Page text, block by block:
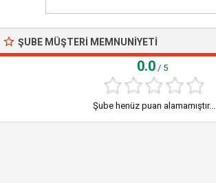
ŞUBE MÜŞTERI MEMNUNIYETI
0.0 / 5
Şube henüz puan alamamıştır...